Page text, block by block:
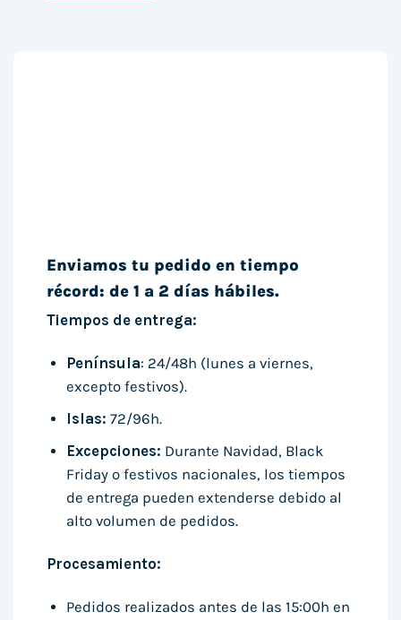
Enviamos tu pedido en tiempo
récord: de 1 a 2 días hábiles.
Tiempos de entrega:
Península: 24/48h (lunes a viernes,
excepto festivos).
Islas: 72/96h.
Excepciones: Durante Navidad, Black
Friday o festivos nacionales, los tiempos
de entrega pueden extenderse debido al
alto volumen de pedidos.
Procesamiento:
Pedidos realizados antes de las 15:00h en